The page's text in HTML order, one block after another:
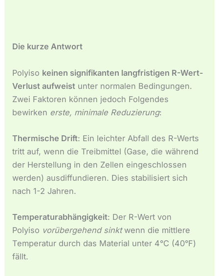
Die kurze Antwort
Polyiso keinen signifikanten langfristigen R-Wert-
Verlust aufweist unter normalen Bedingungen.
Zwei Faktoren können jedoch Folgendes
bewirken erste, minimale Reduzierung:
Thermische Drift: Ein leichter Abfall des R-Werts
tritt auf, wenn die Treibmittel (Gase, die während
der Herstellung in den Zellen eingeschlossen
werden) ausdiffundieren. Dies stabilisiert sich
nach 1-2 Jahren.
Temperaturabhängigkeit: Der R-Wert von
Polyiso vorübergehend sinktwenn die mittlere
Temperatur durch das Material unter 4°C (40°F)
fällt.